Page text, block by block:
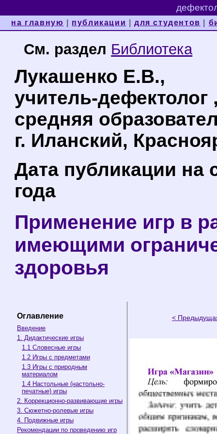
на главную публикации |для студентов
См. раздел Библиотека
Лукашенко Е.В.,
учитель-
средняя
г. Иланский,
Дата публикации на
года
Применение игр в
имеющими
здоровья
Оглавление
Введение
1. Дидактические игры
1.1 Словесные игры
1.2 Игры с предметами
1.3 Игры с природным
материалом
1.4 Настольные (настольно-
печатные) игры
2. Коррекционно-развивающие игры
3. Сюжетно-ролевые игры
4. Подвижные игры
Рекомендации по проведению игр
<